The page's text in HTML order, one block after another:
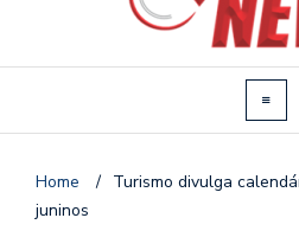
Home / Turismo divulga
juninos